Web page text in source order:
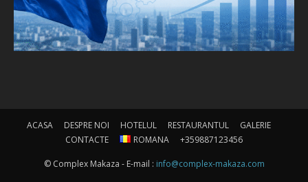
ACASA DESPRE NOI HOTELUL RESTAURANTUL
GALERIE
CONTACTE
ROMANA +359887123456
© Complex Makaza - E-mail : info@complex-makaza.com